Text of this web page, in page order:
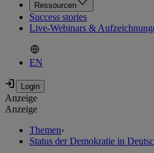
Ressourcen
Success stories
Live-Webinars &
EN
Anzeige
Anzeige
Themen›
Status der Demokratie in